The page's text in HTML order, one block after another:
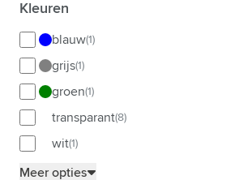
Kleuren
Kleuren
blauw(1)
grijs(1)
groen(1)
transparant(8)
wit(1)
Meer opties